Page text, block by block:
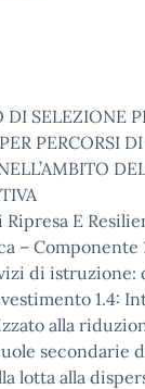
DI SELEZIONE
PERCORSI
E
– Componente
di istruzione:
1.4:
alla
secondarie
lotta alla